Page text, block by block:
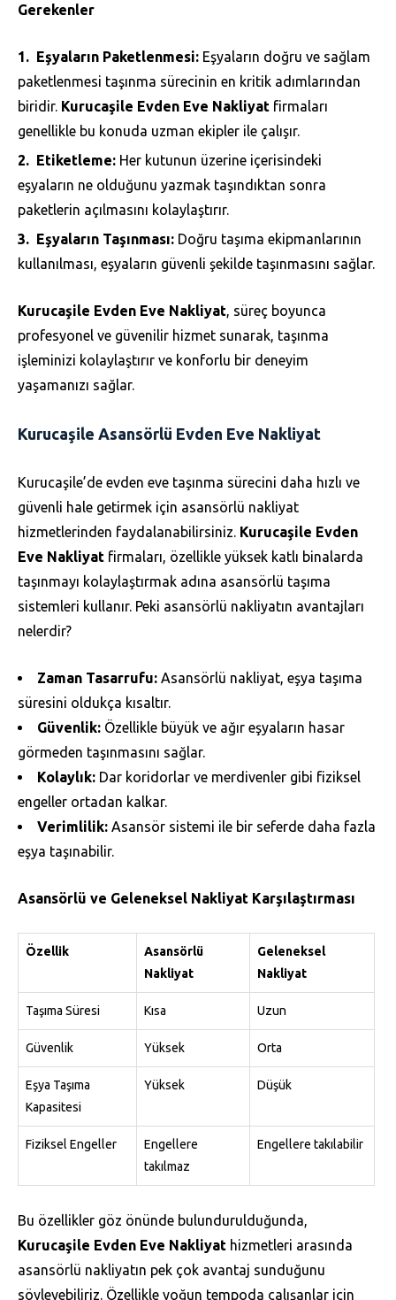
Gerekenler
Eşyaların Paketlenmesi: Eşyaların doğru ve sağlam
paketlenmesi taşınma sürecinin en kritik adımlarından
biridir. Kurucaşile Evden Eve Nakliyat firmaları
genellikle bu konuda uzman ekipler ile çalışır.
Etiketleme: Her kutunun üzerine içerisindeki
eşyaların ne olduğunu yazmak taşındıktan sonra
paketlerin açılmasını kolaylaştırır.
Eşyaların Taşınması: Doğru taşıma ekipmanlarının
kullanılması, eşyaların güvenli şekilde taşınmasını sağlar.
Kurucaşile Evden Eve Nakliyat, süreç boyunca
profesyonel ve güvenilir hizmet sunarak, taşınma
işleminizi kolaylaştırır ve konforlu bir deneyim
yaşamanızı sağlar.
Kurucaşile Asansörlü Evden Eve Nakliyat
Kurucaşile’de evden eve taşınma sürecini daha hızlı ve
güvenli hale getirmek için asansörlü nakliyat
hizmetlerinden faydalanabilirsiniz. Kurucaşile Evden
Eve Nakliyat firmaları, özellikle yüksek katlı binalarda
taşınmayı kolaylaştırmak adına asansörlü taşıma
sistemleri kullanır. Peki asansörlü nakliyatın avantajları
nelerdir?
Zaman Tasarrufu: Asansörlü nakliyat, eşya taşıma
süresini oldukça kısaltır.
Güvenlik: Özellikle büyük ve ağır eşyaların hasar
görmeden taşınmasını sağlar.
Kolaylık: Dar koridorlar ve merdivenler gibi fiziksel
engeller ortadan kalkar.
Verimlilik: Asansör sistemi ile bir seferde daha fazla
eşya taşınabilir.
Asansörlü ve Geleneksel Nakliyat Karşılaştırması
Özellik
Asansörlü
Nakliyat
Geleneksel
Nakliyat
Taşıma Süresi Kısa Uzun
Güvenlik Yüksek Orta
Eşya Taşıma
Kapasitesi
Yüksek Düşük
Fiziksel Engeller
Engellere
takılmaz
Engellere takılabilir
Bu özellikler göz önünde bulundurulduğunda,
Kurucaşile Evden Eve Nakliyat hizmetleri arasında
asansörlü nakliyatın pek çok avantaj sunduğunu
söyleyebiliriz. Özellikle yoğun tempoda çalışanlar için